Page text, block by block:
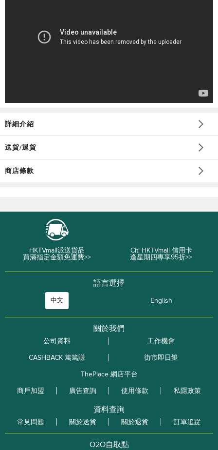
詳細介紹
送貨/退貨
商店條款
HKTVmall派送貨品
買滿指定金額免運費>>
Citi HKTVmall 信用卡
逢星期四專享95折>>
語言選擇
中文 English
關於我們
公司資料
工作機會
CASHBACK 篤篤賺
街市即日餸
ThePlace 網店平台
商戶加盟
廣告查詢 使用條款 私隱政策
資料查詢
常見問題 關於送貨 關於退貨 訂單追踨
O2O自取點